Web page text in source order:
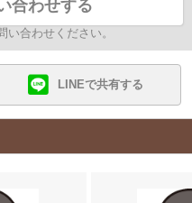
合わせする
合わせください。
LINEで共有する